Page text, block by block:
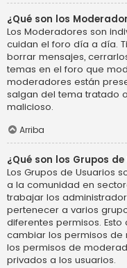
¿Qué son los
Los Moderadores son
cuidan el foro día a día.
borrar mensajes,
temas en el foro que
moderadores están
salgan del tema tratado
malicioso.
Arriba
¿Qué son los Grupos
Los Grupos de Usuarios
a la comunidad en
trabajar los
pertenecer a varios
diferentes permisos.
cambiar los permisos de
los permisos de
privados a los usuarios.